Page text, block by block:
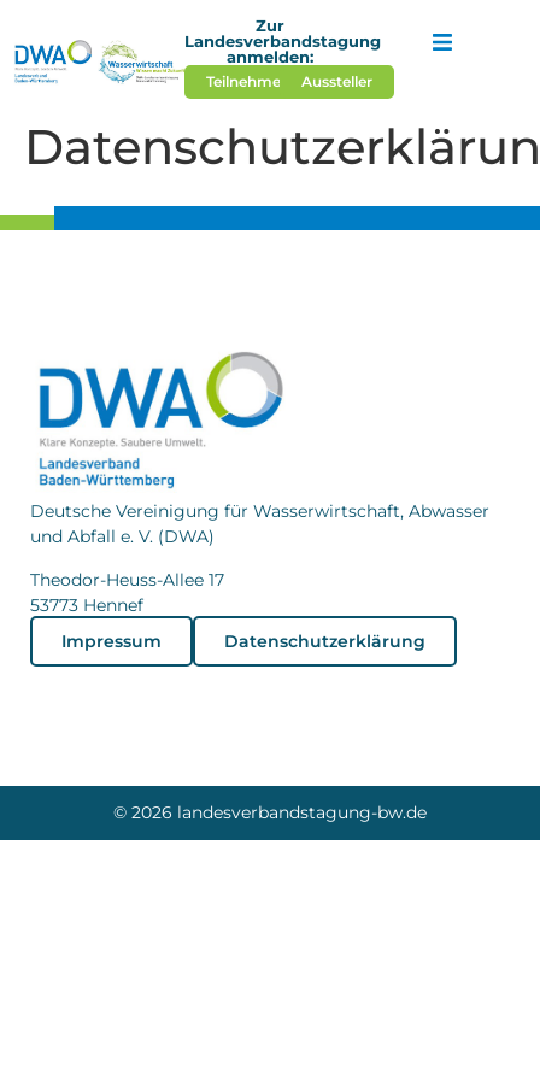
Zur
Landesverbandstagung
anmelden:
Teilnehmer*inAusstellerStartseite
Veranstaltung
Aktuelles
Deutsche Vereinigung für Wasserwirtschaft, Abwasser
und Abfall e. V. (DWA)
Theodor-Heuss-Allee 17
53773 Hennef
Impressum
Datenschutzerklärung
© 2026 landesverbandstagung-bw.de